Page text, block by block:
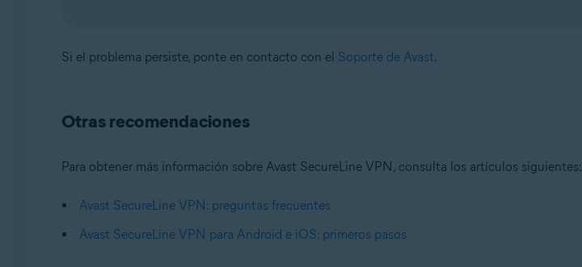
Si el problema persiste, ponte en contacto con el Soporte de Avast.
Otras recomendaciones
Para obtener más información sobre Avast SecureLine VPN, consulta los artículos siguientes:
Avast SecureLine VPN: preguntas frecuentes
Avast SecureLine VPN para Android e iOS: primeros pasos